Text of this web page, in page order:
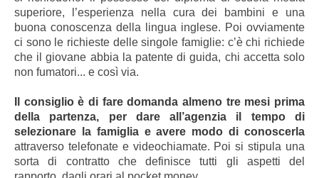
superiore, l’esperienza nella cura dei bambini e una
buona conoscenza della lingua inglese. Poi ovviamente
ci sono le richieste delle singole famiglie: c’è chi richiede
che il giovane abbia la patente di guida, chi accetta solo
non fumatori... e così via.
Il consiglio è di fare domanda almeno tre mesi prima
della partenza, per dare all’agenzia il tempo di
selezionare la famiglia e avere modo di conoscerla
attraverso telefonate e videochiamate. Poi si stipula una
sorta di contratto che definisce tutti gli aspetti del